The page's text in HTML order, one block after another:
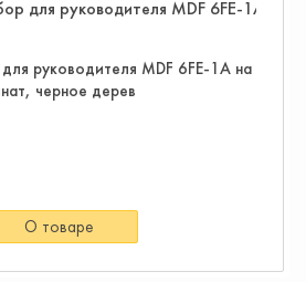
руководителя MDF 6FE-1A на
черное дерев
О товаре